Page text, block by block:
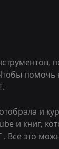
помочь
и
и книг,
. Все это